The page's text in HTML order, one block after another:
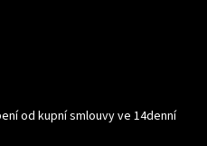
od kupní smlouvy ve 14denní